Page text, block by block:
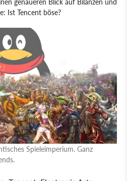
Ist Tencent böse?
Spieleimperium. Ganz